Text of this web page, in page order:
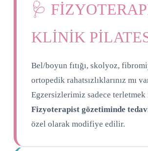
🩺
KLİNİK
Bel/boyun fıtığı, skolyoz,
ortopedik rahatsızlıklarınız mı
Egzersizlerimiz sadece
Fizyoterapist gözetiminde
özel olarak modifiye edilir.